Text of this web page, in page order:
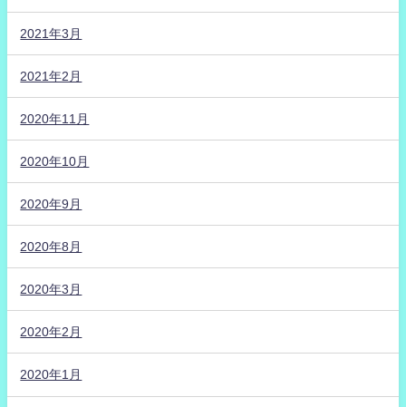
2021年3月
2021年2月
2020年11月
2020年10月
2020年9月
2020年8月
2020年3月
2020年2月
2020年1月